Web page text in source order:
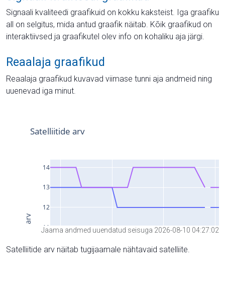
Signaali kvaliteedi graafikuid on kokku kaksteist. Iga graafiku
all on selgitus, mida antud graafik näitab. Kõik graafikud on
interaktiivsed ja graafikutel olev info on kohaliku aja järgi.
Reaalaja graafikud
Reaalaja graafikud kuvavad viimase tunni aja andmeid ning
uuenevad iga minut.
Jaama andmed uuendatud seisuga 2026-08-10 04:27:02
Satelliitide arv näitab tugijaamale nähtavaid satelliite.